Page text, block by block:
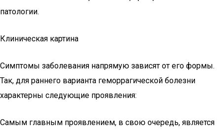
патологии.
Клиническая картина
Симптомы заболевания напрямую зависят от его формы.
Так, для раннего варианта геморрагической болезни
характерны следующие проявления:
Самым главным проявлением, в свою очередь, является